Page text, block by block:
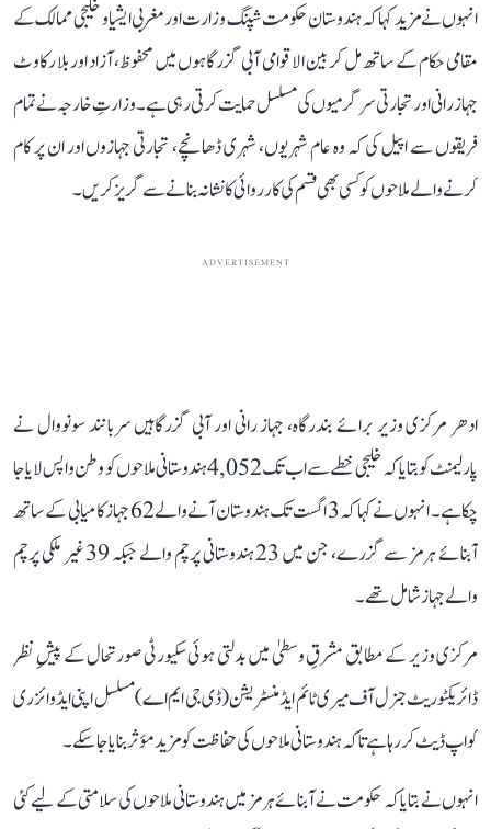
انہوں نے مزید کہا کہ ہندوستان حکومت شپنگ وزارت اور مغربی ایشیا و خلیجی ممالک کے
مقامی حکام کے ساتھ مل کر بین الاقوامی آبی گزرگاہوں میں محفوظ، آزاد اور بلا رکاوٹ
جہاز رانی اور تجارتی سرگرمیوں کی مسلسل حمایت کرتی رہی ہے۔ وزارتِ خارجہ نے تمام
فریقوں سے اپیل کی کہ وہ عام شہریوں، شہری ڈھانچے، تجارتی جہازوں اور ان پر کام
کرنے والے ملاحوں کو کسی بھی قسم کی کارروائی کا نشانہ بنانے سے گریز کریں۔
ADVERTISEMENT
ادھر مرکزی وزیر برائے بندرگاہ، جہاز رانی اور آبی گزرگاہیں سربانند سونووال نے
پارلیمنٹ کو بتایا کہ خلیجی خطے سے اب تک 4,052 ہندوستانی ملاحوں کو وطن واپس لایا جا
چکا ہے۔ انہوں نے کہا کہ 3 اگست تک ہندوستان آنے والے 62 جہاز کامیابی کے ساتھ
آبنائے ہرمز سے گزرے، جن میں 23 ہندوستانی پرچم والے جبکہ 39 غیر ملکی پرچم
والے جہاز شامل تھے۔
مرکزی وزیر کے مطابق مشرقِ وسطیٰ میں بدلتی ہوئی سکیورٹی صورتحال کے پیشِ نظر
ڈائریکٹوریٹ جنرل آف میری ٹائم ایڈمنسٹریشن (ڈی جی ایم اے) مسلسل اپنی ایڈوائزری
کو اپ ڈیٹ کر رہا ہے تاکہ ہندوستانی ملاحوں کی حفاظت کو مزید مؤثر بنایا جا سکے۔
انہوں نے بتایا کہ حکومت نے آبنائے ہرمز میں ہندوستانی ملاحوں کی سلامتی کے لیے کئی